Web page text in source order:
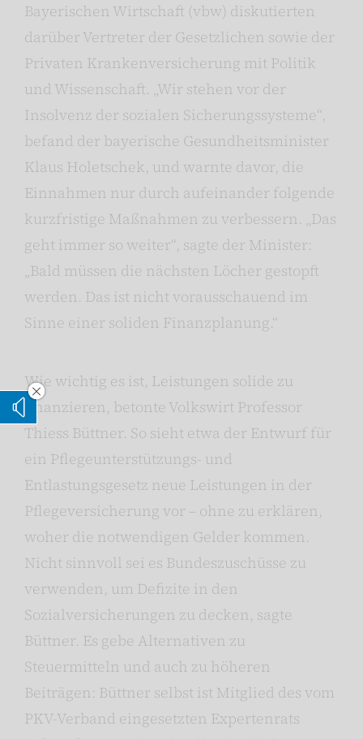
Bayerischen Wirtschaft (vbw) diskutierten
darüber Vertreter der Gesetzlichen sowie der
Privaten Krankenversicherung mit Politik
und Wissenschaft. „Wir stehen vor der
Insolvenz der sozialen Sicherungssysteme“,
befand der bayerische Gesundheitsminister
Klaus Holetschek, und warnte davor, die
Einnahmen nur durch aufeinander folgende
kurzfristige Maßnahmen zu verbessern. „Das
geht immer so weiter“, sagte der Minister:
„Bald müssen die nächsten Löcher gestopft
werden. Das ist nicht vorausschauend im
Sinne einer soliden Finanzplanung.“
Wie wichtig es ist, Leistungen solide zu
finanzieren, betonte Volkswirt Professor
Thiess Büttner. So sieht etwa der Entwurf für
ein Pflegeunterstützungs- und
Entlastungsgesetz neue Leistungen in der
Pflegeversicherung vor – ohne zu erklären,
woher die notwendigen Gelder kommen.
Nicht sinnvoll sei es Bundeszuschüsse zu
verwenden, um Defizite in den
Sozialversicherungen zu decken, sagte
Büttner. Es gebe Alternativen zu
Steuermitteln und auch zu höheren
Beiträgen: Büttner selbst ist Mitglied des vom
PKV-Verband eingesetzten Expertenrats
Vorleseoption verstecken
Vorlesen